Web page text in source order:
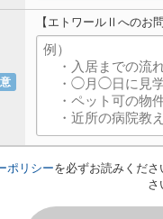
【エトワールⅡへのお
ポリシーを必ずお読みくだ
さ